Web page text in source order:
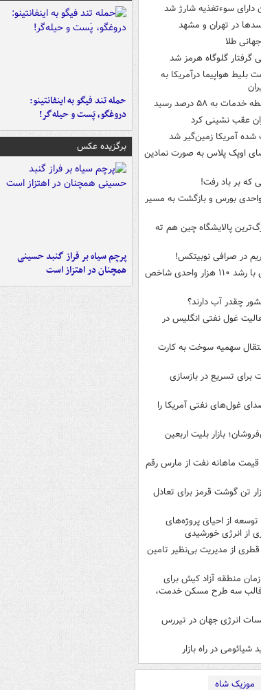
دارای سوءتغذیه شارژ شد
در تهران و مشهد
طلا
گرفتار گلوگاه هرمز شد
بلیط هواپیما درآمریکا به
به ۵۸ درصد رسید
عقب نشینی کرد
آمریکا زمین‌گیر شد
اوپک پلاس به صورت نمادین
هزار واحدی بورس و بازگشت به مسیر
پالایشگاه چین هم ته
در صرافی نوبیتکس!
آغاز سبز بورس با رشد ۱۱۰ هزار واحدی شاخص
چقدر آب دارند؟
فعالیت غول نفتی انگلیس در
سهمیه سوخت به کارت
برای تسریع در بازسازی
غول‌های نفتی آمریکا را
بازار بلیت اربعین
قیمت ماهانه نفت از مارس رقم
۲۰۰ هزار تن گوشت قرمز برای تعادل
از احیای پروژه‌های
از انرژی خورشیدی
از مدیریت بی‌نظیر تامین
منطقه آزاد کیش برای
سه طرح مسکن خدمت،
انرژی جهان در تیررس
در راه بازار
موزیک شاه
حمله تند فیگو به اینفانتینو:
دروغگو، پَست‌ و حیله‌گر!
برگزیده عکس
پرچم سیاه بر فراز گنبد حسینی
همچنان در اهتزاز است